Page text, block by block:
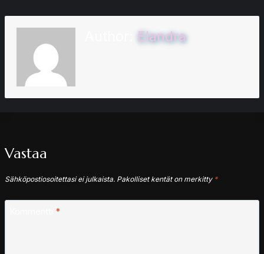
Elandra
Vastaa
Sähköpostiosoitettasi ei julkaista. Pakolliset kentät on merkitty *
*